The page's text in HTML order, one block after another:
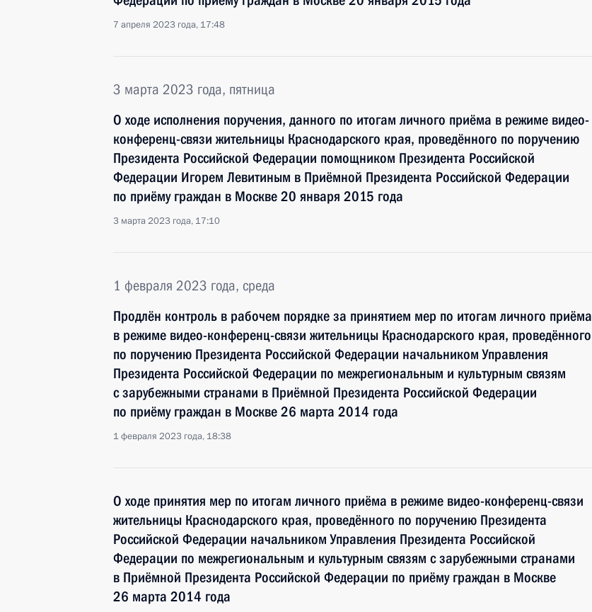
7 апреля 2023 года, 17:48
3 марта 2023 года, пятница
О ходе исполнения поручения, данного по итогам личного приёма в режиме видео-
конференц-связи жительницы Краснодарского края, проведённого по поручению
Президента Российской Федерации помощником Президента Российской
Федерации Игорем Левитиным в Приёмной Президента Российской Федерации
по приёму граждан в Москве 20 января 2015 года
3 марта 2023 года, 17:10
1 февраля 2023 года, среда
Продлён контроль в рабочем порядке за принятием мер по итогам личного приёма
в режиме видео-конференц-связи жительницы Краснодарского края, проведённого
по поручению Президента Российской Федерации начальником Управления
Президента Российской Федерации по межрегиональным и культурным связям
с зарубежными странами в Приёмной Президента Российской Федерации
по приёму граждан в Москве 26 марта 2014 года
1 февраля 2023 года, 18:38
О ходе принятия мер по итогам личного приёма в режиме видео-конференц-связи
жительницы Краснодарского края, проведённого по поручению Президента
Российской Федерации начальником Управления Президента Российской
Федерации по межрегиональным и культурным связям с зарубежными странами
в Приёмной Президента Российской Федерации по приёму граждан в Москве
26 марта 2014 года